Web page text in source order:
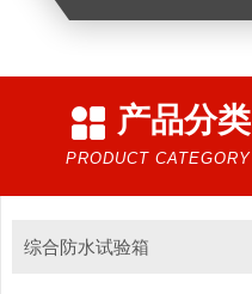
产品分类
PRODUCT CATEGORY
综合防水试验箱